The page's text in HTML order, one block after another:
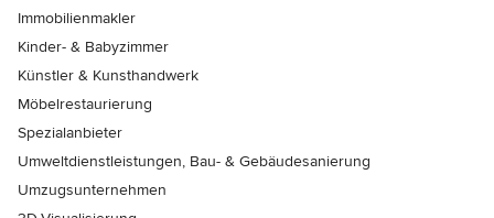
Immobilienmakler
Kinder- & Babyzimmer
Künstler & Kunsthandwerk
Möbelrestaurierung
Spezialanbieter
Umweltdienstleistungen, Bau- & Gebäudesanierung
Umzugsunternehmen